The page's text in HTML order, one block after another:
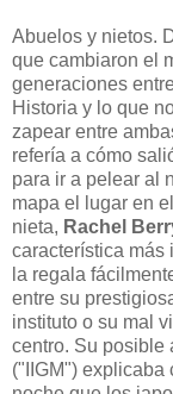
Abuelos y nietos.
que cambiaron el
generaciones
Historia y lo que
zapear entre
refería a cómo
para ir a pelear al
mapa el lugar en
nieta, Rachel
característica más
la regala
entre su
instituto o su mal
centro. Su posible
("IIGM") explicaba